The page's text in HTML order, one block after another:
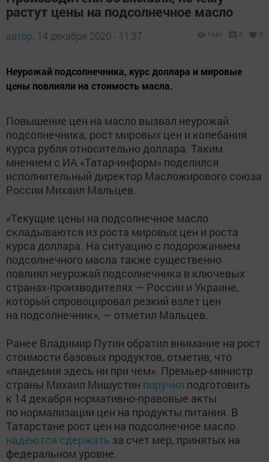
растут цены на подсолнечное масло
автор, 14 декабря 2020 - 11:37 1441 0 0
Неурожай подсолнечника, курс доллара и мировые
цены повлияли на стоимость масла.
Повышение цен на масло вызвал неурожай
подсолнечника, рост мировых цен и колебания
курса рубля относительно доллара. Таким
мнением с ИА «Татар-информ» поделился
исполнительный директор Масложирового союза
России Михаил Мальцев.
«Текущие цены на подсолнечное масло
складываются из роста мировых цен и роста
курса доллара. На ситуацию c подорожанием
подсолнечного масла также существенно
повлиял неурожай подсолнечника в ключевых
странах-производителях — России и Украине,
который спровоцировал резкий взлет цен
на подсолнечник», — отметил Мальцев.
Ранее Владимир Путин обратил внимание на рост
стоимости базовых продуктов, отметив, что
«пандемия здесь ни при чем». Премьер-министр
страны Михаил Мишустин поручил подготовить
к 14 декабря нормативно-правовые акты
по нормализации цен на продукты питания. В
Татарстане рост цен на подсолнечное масло
надеются сдержать за счет мер, принятых на
федеральном уровне.